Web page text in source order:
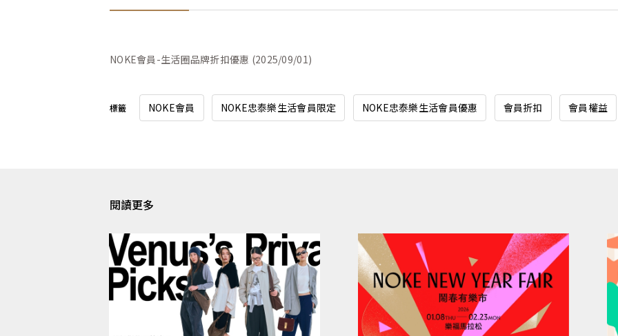
NOKE會員-生活圈品牌折扣優惠 (2025/09/01)
標籤 NOKE會員 NOKE忠泰樂生活會員限定 NOKE忠泰樂生活會員優惠 會員折扣 會員權益
閱讀更多